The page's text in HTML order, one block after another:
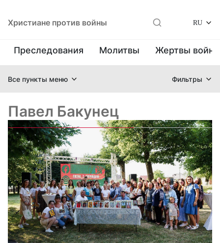
Христиане против войны RU
Преследования Молитвы Жертвы
Все пункты меню Фильтры
Павел Бакунец